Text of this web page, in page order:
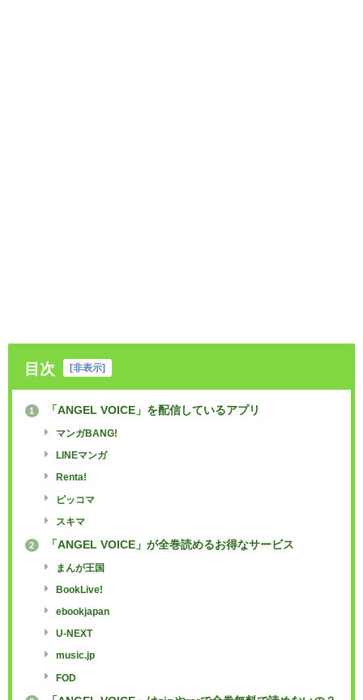
目次 [非表示]
1 「ANGEL VOICE」を配信しているアプリ
マンガBANG!
LINEマンガ
Renta!
ピッコマ
スキマ
2 「ANGEL VOICE」が全巻読めるお得なサービス
まんが王国
BookLive!
ebookjapan
U-NEXT
music.jp
FOD